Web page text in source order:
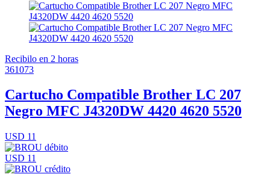
Recibilo en 2 horas
361073
Cartucho Compatible Brother LC 207
Negro MFC J4320DW 4420 4620 5520
USD 11
USD 11